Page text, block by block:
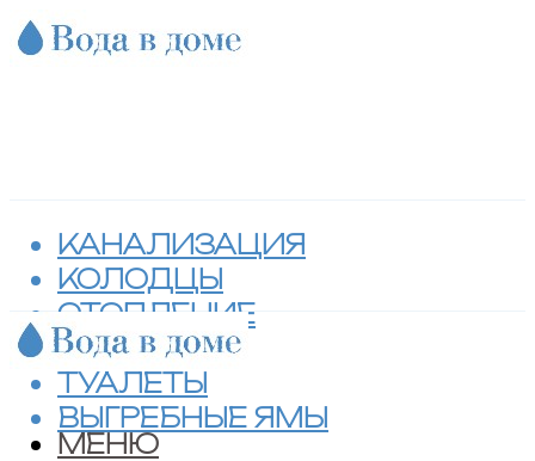
КАНАЛИЗАЦИЯ
КОЛОДЦЫ
ОТОПЛЕНИЕ
СЕПТИКИ
ТУАЛЕТЫ
ВЫГРЕБНЫЕ ЯМЫ
МЕНЮ